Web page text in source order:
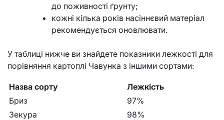
до поживності ґрунту;
кожні кілька років насіннєвий матеріал
рекомендується оновлювати.
У таблиці нижче ви знайдете показники лежкості для
порівняння картоплі Чавунка з іншими сортами:
Назва сорту
Лежкість
Бриз
97%
Зекура
98%